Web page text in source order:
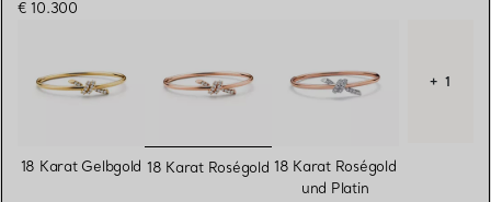
€ 10.300
18 Karat Gelbgold ausgewählt
18 Karat Roségold 18 Karat Roségold
und Platin
+ 1